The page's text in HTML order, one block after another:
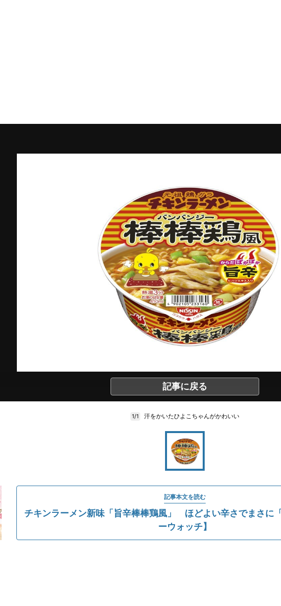
記事に戻る
1/1 汗をかいたひよこちゃんがかわいい
記事本文を読む
チキンラーメン新味「旨辛棒棒鶏風」 ほどよい辛さでまさに
ーウォッチ】